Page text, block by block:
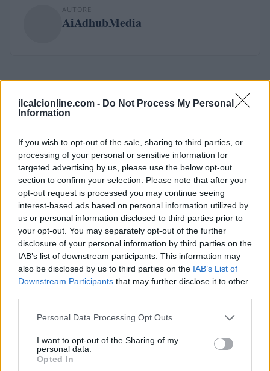
ilcalcionline.com - Do Not Process My Personal
Information
If you wish to opt-out of the sale, sharing to third parties, or
processing of your personal or sensitive information for
targeted advertising by us, please use the below opt-out
section to confirm your selection. Please note that after your
opt-out request is processed you may continue seeing
interest-based ads based on personal information utilized by
us or personal information disclosed to third parties prior to
your opt-out. You may separately opt-out of the further
disclosure of your personal information by third parties on the
IAB’s list of downstream participants. This information may
also be disclosed by us to third parties on the IAB’s List of
Downstream Participants that may further disclose it to other
Please note that this website/app uses one or more Google
not limited to your visit or usage behaviour. You may click to
grant or deny consent to Google and its third-party tags to
use your data for below specified purposes in below Google
Personal Data Processing Opt Outs
I want to opt-out of the Sharing of my
personal data.
Opted In
AUTORE
AiAdhubMedia
Continua a leggere